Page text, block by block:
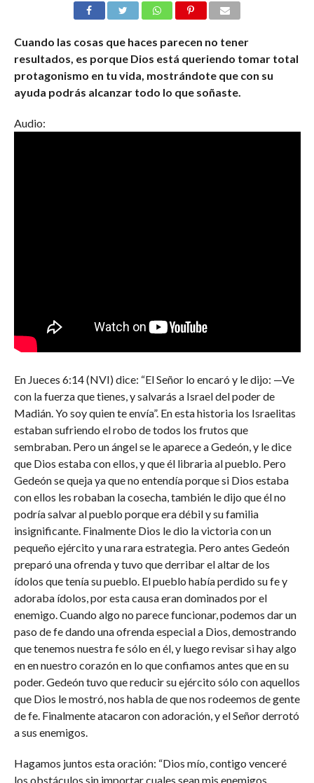
Cuando las cosas que haces parecen no tener
resultados, es porque Dios está queriendo tomar total
protagonismo en tu vida, mostrándote que con su
ayuda podrás alcanzar todo lo que soñaste.
Audio:
En Jueces 6:14 (NVI) dice: “El Señor lo encaró y le dijo: —Ve
con la fuerza que tienes, y salvarás a Israel del poder de
Madián. Yo soy quien te envía”. En esta historia los Israelitas
estaban sufriendo el robo de todos los frutos que
sembraban. Pero un ángel se le aparece a Gedeón, y le dice
que Dios estaba con ellos, y que él libraria al pueblo. Pero
Gedeón se queja ya que no entendía porque si Dios estaba
con ellos les robaban la cosecha, también le dijo que él no
podría salvar al pueblo porque era débil y su familia
insignificante. Finalmente Dios le dio la victoria con un
pequeño ejército y una rara estrategia. Pero antes Gedeón
preparó una ofrenda y tuvo que derribar el altar de los
ídolos que tenía su pueblo. El pueblo había perdido su fe y
adoraba ídolos, por esta causa eran dominados por el
enemigo. Cuando algo no parece funcionar, podemos dar un
paso de fe dando una ofrenda especial a Dios, demostrando
que tenemos nuestra fe sólo en él, y luego revisar si hay algo
en en nuestro corazón en lo que confiamos antes que en su
poder. Gedeón tuvo que reducir su ejército sólo con aquellos
que Dios le mostró, nos habla de que nos rodeemos de gente
de fe. Finalmente atacaron con adoración, y el Señor derrotó
a sus enemigos.
Hagamos juntos esta oración: “Dios mío, contigo venceré
los obstáculos sin importar cuales sean mis enemigos,